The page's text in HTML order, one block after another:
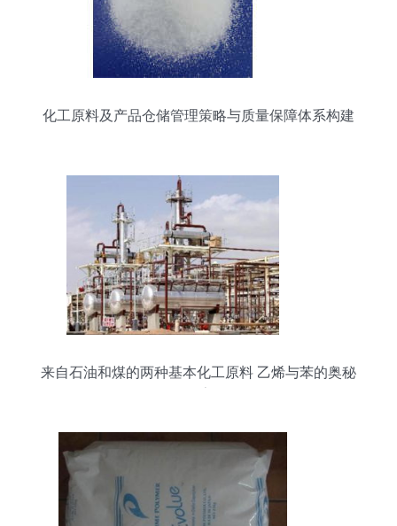
而不是剧变的对应弹性，凸显出下游开工率和询盘
的变化日趋内在主导。相比之下，分品种回顾:\n*
★其中，苯产业链内报价总体先由中央苯价联动企
稳随走弱带来的弱势 粗苯与下游二例如化纤副产物
化工原料及产品仓储管理策略与质量保障体系构建
来自石油和煤的两种基本化工原料 乙烯与苯的奥秘